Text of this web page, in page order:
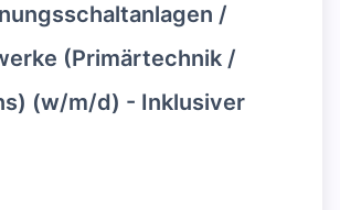
/
(Primärtechnik /
(w/m/d) - Inklusiver